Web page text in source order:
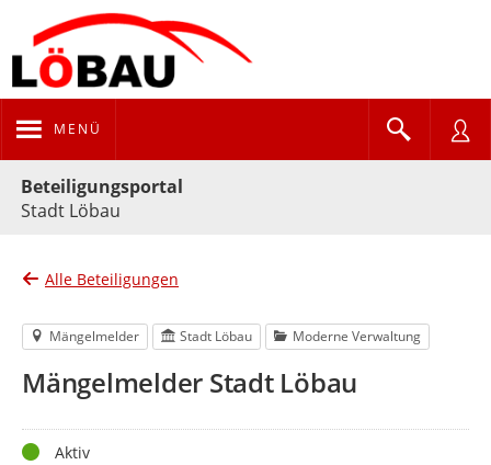
MENÜ
Beteiligungsportal
Stadt Löbau
Alle Beteiligungen
Mängelmelder Stadt Löbau Moderne Verwaltung
Mängelmelder Stadt Löbau
StatusAktiv